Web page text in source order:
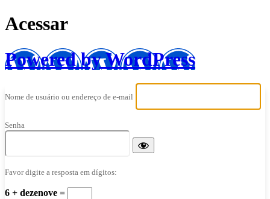
Acessar
Powered by WordPress
Nome de usuário ou endereço de e-mail
Senha
Favor digite a resposta em dígitos:
6 + dezenove =